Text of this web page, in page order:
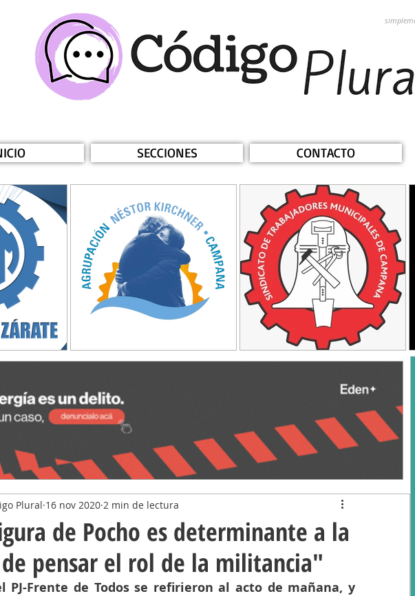
SECCIONES CONTACTO
de Pocho es determinante a la
pensar el rol de la militancia"
Plural 16 nov 2020 2 min de lectura
PJ-Frente de Todos se refirieron al acto de mañana, y